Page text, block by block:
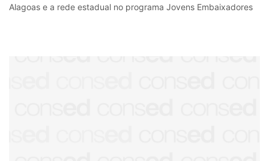
Alagoas e a rede estadual no programa Jovens Embaixadores